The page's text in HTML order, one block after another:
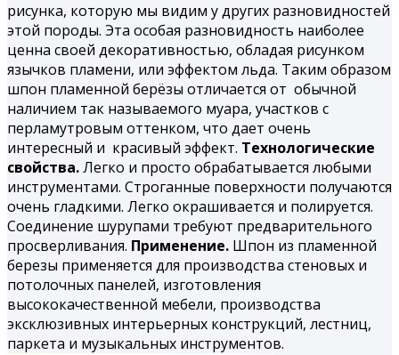
рисунка, которую мы видим у других разновидностей
этой породы. Эта особая разновидность наиболее
ценна своей декоративностью, обладая рисунком
язычков пламени, или эффектом льда. Таким образом
шпон пламенной берёзы отличается от обычной
наличием так называемого муара, участков с
перламутровым оттенком, что дает очень
интересный и красивый эффект. Технологические
свойства.Легко и просто обрабатывается любыми
инструментами. Строганные поверхности получаются
очень гладкими. Легко окрашивается и полируется.
Соединение шурупами требуют предварительного
просверливания. Применение. Шпон из пламенной
березы применяется для производства стеновых и
потолочных панелей, изготовления
высококачественной мебели, производства
эксклюзивных интерьерных конструкций, лестниц,
паркета и музыкальных инструментов.